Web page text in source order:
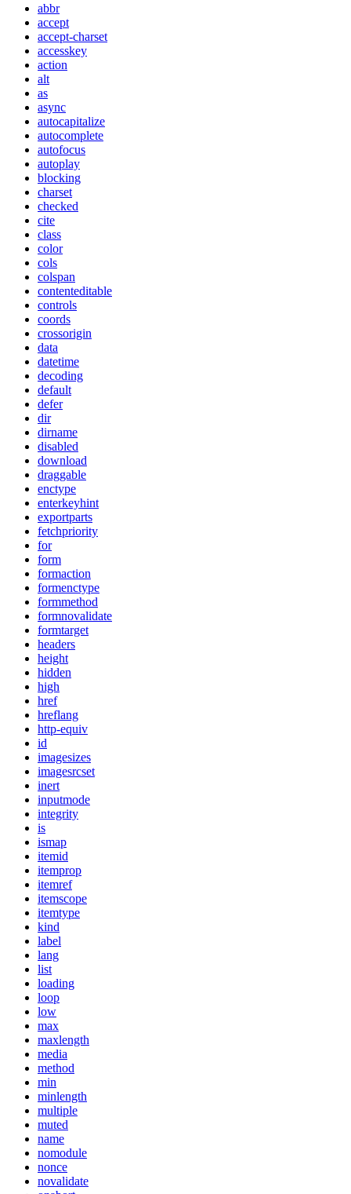
abbr
accept
accept-charset
accesskey
action
alt
as
async
autocapitalize
autocomplete
autofocus
autoplay
blocking
charset
checked
cite
class
color
cols
colspan
contenteditable
controls
coords
crossorigin
data
datetime
decoding
default
defer
dir
dirname
disabled
download
draggable
enctype
enterkeyhint
exportparts
fetchpriority
for
form
formaction
formenctype
formmethod
formnovalidate
formtarget
headers
height
hidden
high
href
hreflang
http-equiv
id
imagesizes
imagesrcset
inert
inputmode
integrity
is
ismap
itemid
itemprop
itemref
itemscope
itemtype
kind
label
lang
list
loading
loop
low
max
maxlength
media
method
min
minlength
multiple
muted
name
nomodule
nonce
novalidate